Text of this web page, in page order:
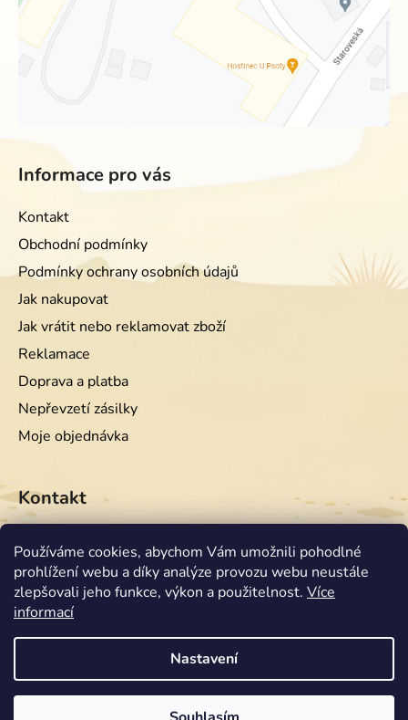
Používáme cookies, abychom Vám umožnili pohodlné
prohlížení webu a díky analýze provozu webu neustále
zlepšovali jeho funkce, výkon a použitelnost. Více
informací
Nastavení
Informace pro vás
Kontakt
Obchodní podmínky
Podmínky ochrany osobních údajů
Jak nakupovat
Jak vrátit nebo reklamovat zboží
Reklamace
Doprava a platba
Nepřevzetí zásilky
Moje objednávka
Kontakt
info @equiwest.cz
+420724001554